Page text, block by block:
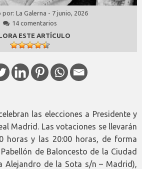
por: La Galerna - 7 junio, 2026
14 comentarios
ESTE ARTÍCULO
las elecciones a Presidente y
Madrid. Las votaciones se llevarán
horas y las 20:00 horas, de forma
de Baloncesto de la Ciudad
Alejandro de la Sota s/n – Madrid),